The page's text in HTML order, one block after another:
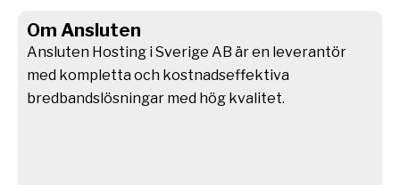
Om Ansluten
Ansluten Hosting i Sverige AB är en leverantör
med kompletta och kostnadseffektiva
bredbandslösningar med hög kvalitet.